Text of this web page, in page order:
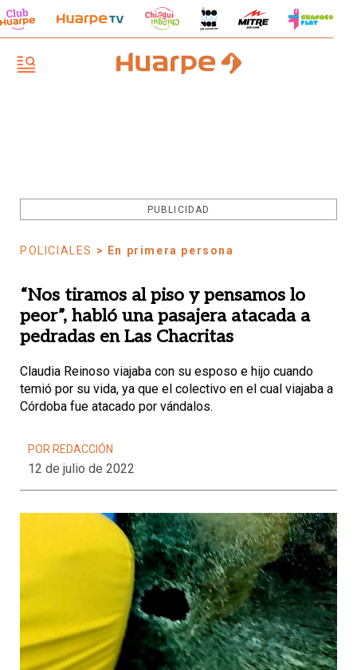
PUBLICIDAD
POLICIALES > En primera persona
“Nos tiramos al piso y pensamos lo
peor”, habló una pasajera atacada a
pedradas en Las Chacritas
Claudia Reinoso viajaba con su esposo e hijo cuando
temió por su vida, ya que el colectivo en el cual viajaba a
Córdoba fue atacado por vándalos.
POR REDACCIÓN
12 de julio de 2022